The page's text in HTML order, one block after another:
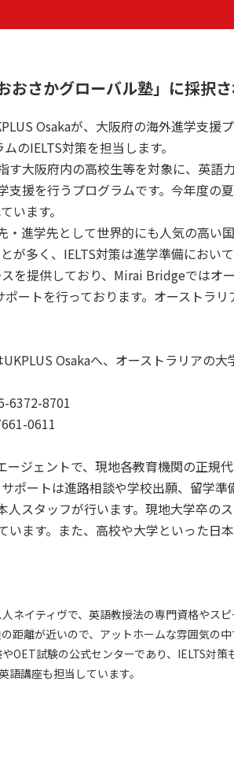
さかグローバル塾」に採択さ
Osakaが、大阪府の海外進学支援
のIELTS対策を担当します。
す大阪府内の高校生等を対象に、英語
援を行うプログラムです。今年度の
います。
進学先として世界的にも人気の高い
多く、IELTS対策は進学準備におい
を提供しており、Mirai Bridgeではオ
ートを行っております。オーストラ
Osakaへ、オーストラリアの
8701
0611
ジェントで、現地各教育機関の正規
ポートは進路相談や学校出願、留学準
スタッフが行います。現地大学卒の
ます。また、高校や大学といった日
ネイティヴで、英語教授法の専門資格やス
距離が近いので、アットホームな雰囲気の
OET試験の公式センターであり、IELTS対
講座も担当しています。